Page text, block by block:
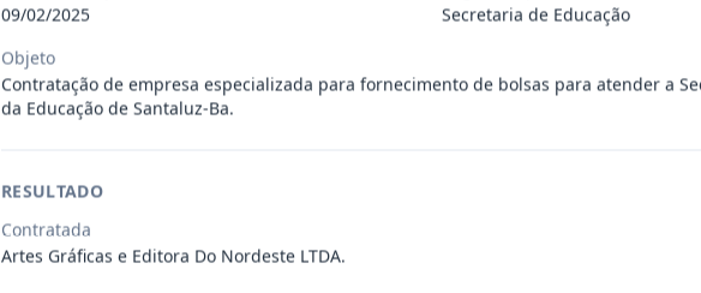
REGISTRO DE PREÇOS PARA FUTURA E EVENTUAL CONTRATAÇÃO DE EMP
REGISTRO DE PREÇO PARA A CONTRATAÇÃO DE EMPRESA PARA LOCAÇÃO
09/02/2025
Secretaria de Educação
Objeto
Contratação de empresa especializada para fornecimento de bolsas para atender a
da Educação de Santaluz-Ba.
RESULTADO
Contratada
Artes Gráficas e Editora Do Nordeste LTDA.